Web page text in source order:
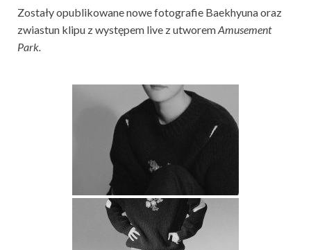
Zostały opublikowane nowe fotografie Baekhyuna oraz
zwiastun klipu z występem live z utworemAmusement
Park.